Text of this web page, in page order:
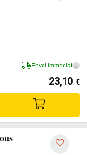
Envoi immédiat i
23,10 €